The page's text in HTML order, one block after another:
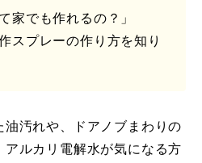
家でも作れるの？」
スプレーの作り方を知り
汚れや、ドアノブまわりの
ルカリ電解水が気になる方